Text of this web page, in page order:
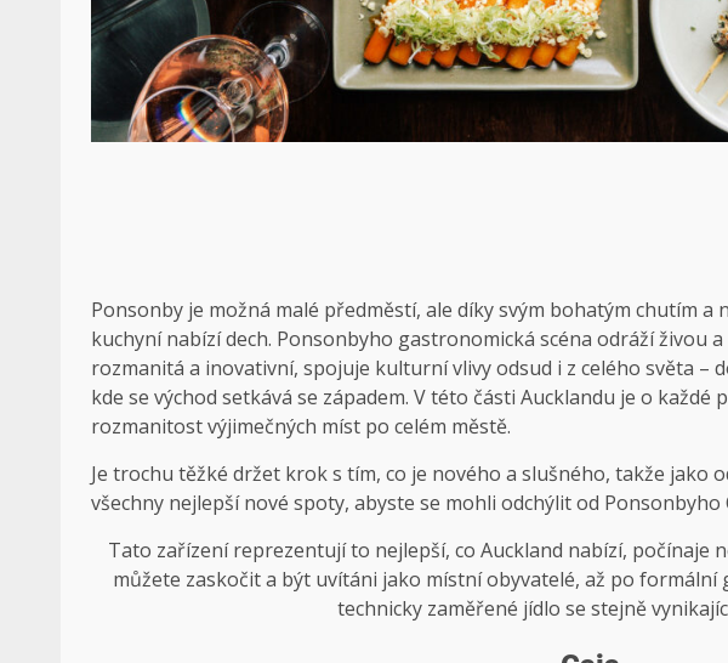
Ponsonby je možná malé předměstí, ale díky svým bohatým chutím
kuchyní nabízí dech. Ponsonbyho gastronomická scéna odráží živou
rozmanitá a inovativní, spojuje kulturní vlivy odsud i z celého světa –
kde se východ setkává se západem. V této části Aucklandu je o
rozmanitost výjimečných míst po celém městě.
Je trochu těžké držet krok s tím, co je nového a slušného, ​​takže jako
všechny nejlepší nové spoty, abyste se mohli odchýlit od Ponsonbyho
Tato zařízení reprezentují to nejlepší, co Auckland nabízí, počínaje
můžete zaskočit a být uvítáni jako místní obyvatelé, až po
technicky zaměřené jídlo se stejně